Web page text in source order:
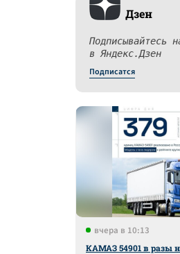
Дзен
Подписывайтесь
в Яндекс.Дзен
Подписатся
вчера в 10:13
КАМАЗ 54901 в разы